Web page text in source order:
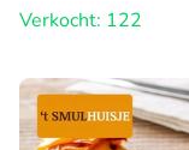
Verkocht: 122